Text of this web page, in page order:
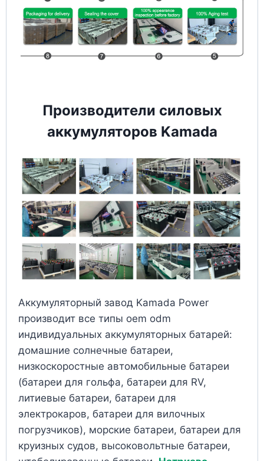
Производители силовых
аккумуляторов Kamada
Аккумуляторный завод Kamada Power
производит все типы oem odm
индивидуальных аккумуляторных батарей:
домашние солнечные батареи,
низкоскоростные автомобильные батареи
(батареи для гольфа, батареи для RV,
литиевые батареи, батареи для
электрокаров, батареи для вилочных
погрузчиков), морские батареи, батареи для
круизных судов, высоковольтные батареи,